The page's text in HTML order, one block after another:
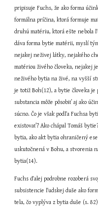
pripisuje Fuchs, že ako forma
formálna príčina, ktorá formuje
druhú matériu, ktorá ešte nebola
dáva forma bytie matérii, myslí
nejakej neživej látky, nejakého
matériou živého človeka, nejakej
neživého bytia na živé, na vyšší
je totiž Boh(12), a bytie človeka
substancia môže pôsobiť aj ako
súcno. Čo je však podľa Fuchsa
existovať? Ako chápal Tomáš
bytia, ako akt bytia ohraničený
uskutočnená v Bohu, a stvorenia
bytia(14).
Fuchs ďalej podrobne rozoberá
subsistencie ľudskej duše ako
tela, čo vyplýva z bytia duše (s.